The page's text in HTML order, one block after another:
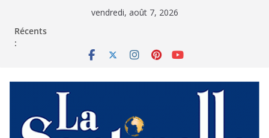
vendredi, août 7, 2026
Récents
: